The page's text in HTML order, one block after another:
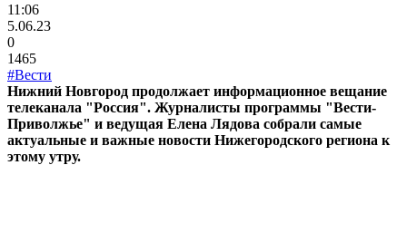
11:06
5.06.23
0
1465
#Вести
Нижний Новгород продолжает информационное вещание
телеканала "Россия". Журналисты программы "Вести-
Приволжье" и ведущая Елена Лядова собрали самые
актуальные и важные новости Нижегородского региона к
этому утру.